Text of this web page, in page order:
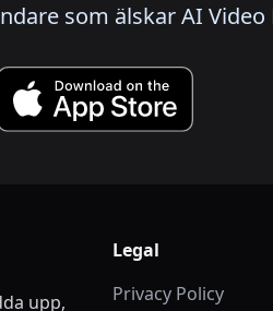
som älskar AI Video
upp,
Legal
Privacy Policy